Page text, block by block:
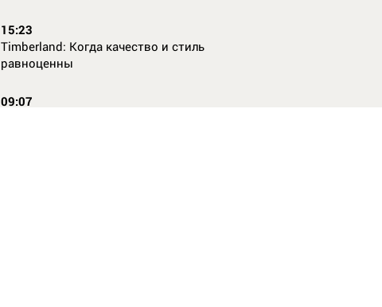
15:23
Timberland: Когда качество и стиль
равноценны
09:07